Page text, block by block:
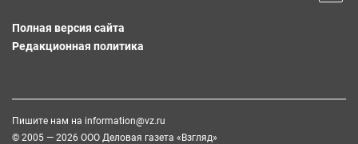
Полная версия сайта
Редакционная политика
Пишите нам на information@vz.ru
© 2005 — 2026 ООО Деловая газета «Взгляд»